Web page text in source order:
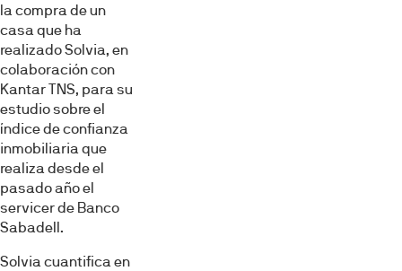
la compra de un
casa que ha
realizado Solvia, en
colaboración con
Kantar TNS, para su
estudio sobre el
índice de confianza
inmobiliaria que
realiza desde el
pasado año el
servicer de Banco
Sabadell.
Solvia cuantifica en